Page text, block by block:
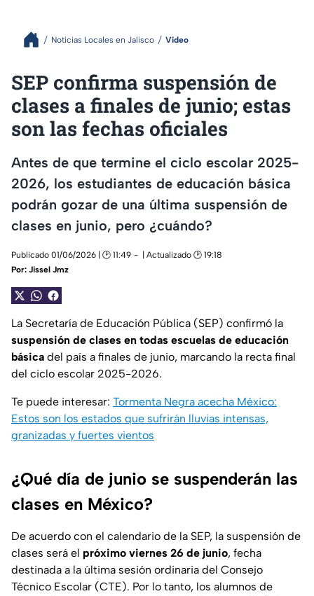
Noticias Locales en Jalisco Video
SEP confirma suspensión de
clases a finales de junio; estas
son las fechas oficiales
Antes de que termine el ciclo escolar 2025-
2026, los estudiantes de educación básica
podrán gozar de una última suspensión de
clases en junio, pero ¿cuándo?
Publicado 01/06/2026 | 🕑 11:49
| Actualizado 🕑 19:18
Por: Jissel Jmz
La Secretaría de Educación Pública (SEP) confirmó la
suspensión de clases en todas escuelas de educación
básica del país a finales de junio, marcando la recta final
del ciclo escolar 2025-2026.
Te puede interesar: Tormenta Negra acecha México:
Estos son los estados que sufrirán lluvias intensas,
granizadas y fuertes vientos
¿Qué día de junio se suspenderán las
clases en México?
De acuerdo con el calendario de la SEP, la suspensión de
clases será el próximo viernes 26 de junio, fecha
destinada a la última sesión ordinaria del Consejo
Técnico Escolar (CTE). Por lo tanto, los alumnos de